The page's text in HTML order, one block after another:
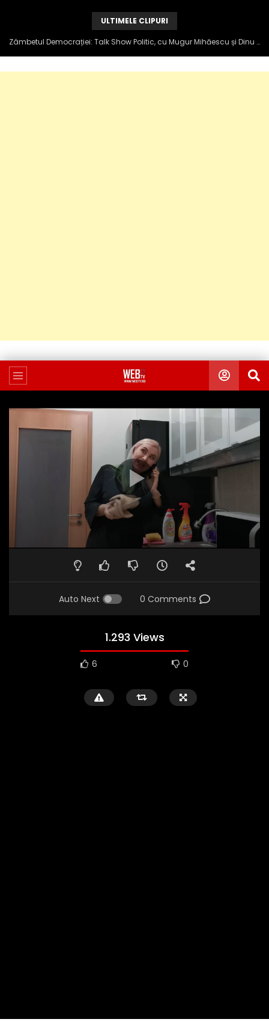
ULTIMELE CLIPURI
Zâmbetul Democrației: Talk Show Politic, cu Mugur Mihăescu și Dinu Popescu
Auto Next 0 Comments
1.293 Views
6 0